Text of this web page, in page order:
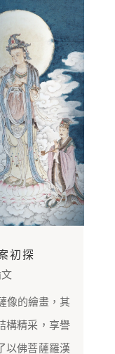
初探
像的繪畫，其
構精采，享譽
以佛菩薩羅漢